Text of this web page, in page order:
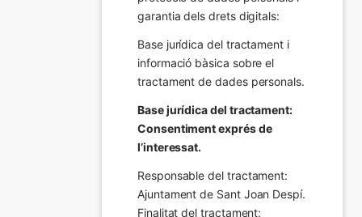
garantia dels drets digitals:
Base jurídica del tractament i
informació bàsica sobre el
tractament de dades personals.
Base jurídica del tractament:
Consentiment exprés de
l’interessat.
Responsable del tractament:
Ajuntament de Sant Joan Despí.
Finalitat del tractament: